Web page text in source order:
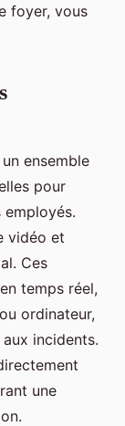
foyer, vous
ensemble
pour
vidéo et
Ces
temps réel,
ordinateur,
incidents.
une